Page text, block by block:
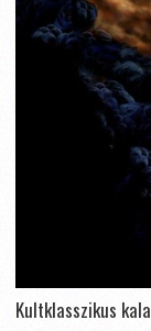
Kultklasszikus